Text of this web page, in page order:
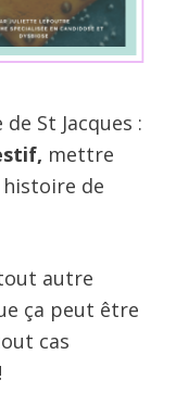
St Jacques :
mettre
de
autre
ça peut être
cas